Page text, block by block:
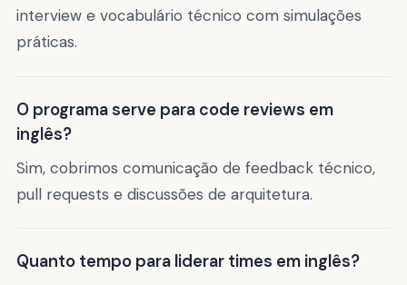
interview e vocabulário técnico com simulações
práticas.
O programa serve para code reviews em
inglês?
Sim, cobrimos comunicação de feedback técnico,
pull requests e discussões de arquitetura.
Quanto tempo para liderar times em inglês?